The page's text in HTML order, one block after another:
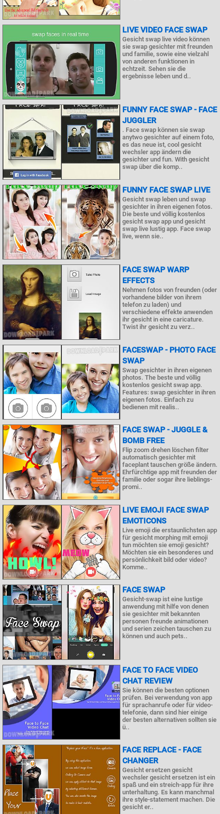
LIVE VIDEO FACE SWAP
Gesicht swap live video können
sie swap gesichter mit freunden
und familie, sowie eine vielzahl
von anderen funktionen in
echtzeit. Sehen sie die
ergebnisse leben und d..
FUNNY FACE SWAP - FACE
JUGGLER
. Face swap können sie swap
anytwo gesichter auf einem foto,
es das neue ist, cool gesicht
wechsler app ändern die
gesichter und fun. With gesicht
swap über die komp..
FUNNY FACE SWAP LIVE
Gesicht swap leben und swap
gesichter in ihren eigenen fotos.
Die beste und völlig kostenlos
gesicht swap app und gesicht
swap live lustig app. Face swap
live, wenn sie..
FACE SWAP WARP
EFFECTS
Nehmen fotos von freunden (oder
vorhandene bilder von ihrem
telefon zu laden) und
verschiedene effekte anwenden
ihr gesicht in eine caricature.
Twist ihr gesicht zu verz..
FACESWAP - PHOTO FACE
SWAP
Swap gesichter in ihren eigenen
photos. The beste und völlig
kostenlos gesicht swap app.
Features: swap gesichter in ihren
eigenen fotos. Einfach zu
bedienen mit realis..
FACE SWAP - JUGGLE &
BOMB FREE
Flip zoom drehen löschen filter
automatisch gesichter mit
faceplant tauschen größe ändern.
Ehrfürchtige app mit freunden der
familie oder sogar ihre lieblings-
promi..
LIVE EMOJI FACE SWAP
EMOTICONS
Live emoji die erstaunlichsten app
für gesicht morphing mit emoji
tun möchten sie emoji gesicht?
Möchten sie ein besonderes und
persönlichkeit bild oder video?
Komme..
FACE SWAP
Gesicht-swap ist eine lustige
anwendung mit hilfe von denen
sie gesichter mit bekannten
personen freunde animationen
und serien zeichen tauschen zu
können und auch pets..
FACE TO FACE VIDEO
CHAT REVIEW
Sie können die besten optionen
prüfen. Bei verwendung von app
für sprachanrufe oder für video-
telefonie, dann sind hier einige
der besten alternativen sollten sie
ü..
FACE REPLACE - FACE
CHANGER
Gesicht ersetzen gesicht
wechsler gesicht ersetzen ist ein
spaß und ein streich-app für ihre
unterhaltung. Es kann manchmal
ihre style-statement machen. Die
gesicht er..